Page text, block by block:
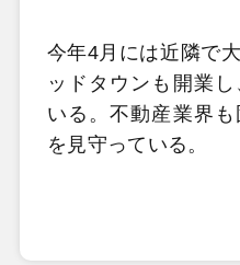
今年4月には近隣で
ッドタウンも開業
いる。不動産業界
を見守っている。